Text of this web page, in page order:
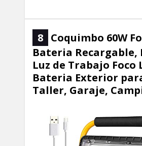
8 Coquimbo 60W
Bateria
Luz de Trabajo Foco
Bateria Exterior
Taller, Garaje,